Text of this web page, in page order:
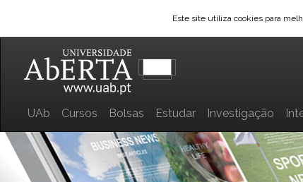
Este site utiliza cookies para
UAb Cursos Bolsas Estudar Investigação